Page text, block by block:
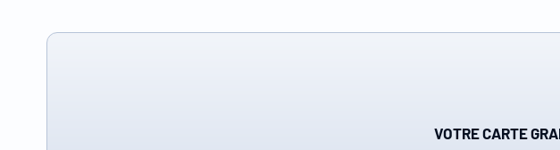
VOTRE CARTE